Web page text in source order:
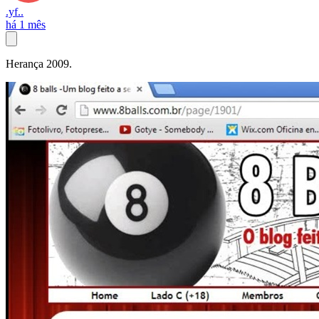
.yf..
há 1 mês
Herança 2009.